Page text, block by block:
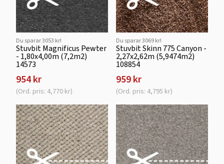
Du sparar 3053 kr!
Stuvbit Magnificus Pewter
- 1,80x4,00m (7,2m2)
14573
954 kr
(Ord. pris: 4,770 kr)
Du sparar 3069 kr!
Stuvbit Skinn 775 Canyon -
2,27x2,62m (5,9474m2)
108854
959 kr
(Ord. pris: 4,795 kr)